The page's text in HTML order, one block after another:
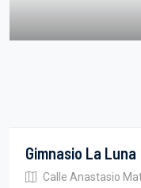
Gimnasio La Luna
Calle Anastasio